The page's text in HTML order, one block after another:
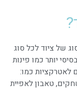
של ציוד לכל סוג
יותר כמו פינות
לאטרקציות כמו:
טאבון לאפיית